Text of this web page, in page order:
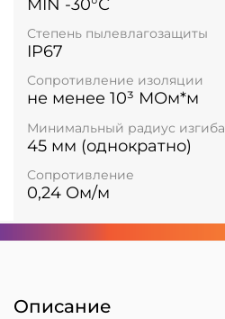
MIN -30°С
Степень пылевлагозащиты
IP67
Сопротивление изоляции
не менее 10³ МОм*м
Минимальный радиус изгиба
45 мм (однократно)
Сопротивление
0,24 Ом/м
Описание